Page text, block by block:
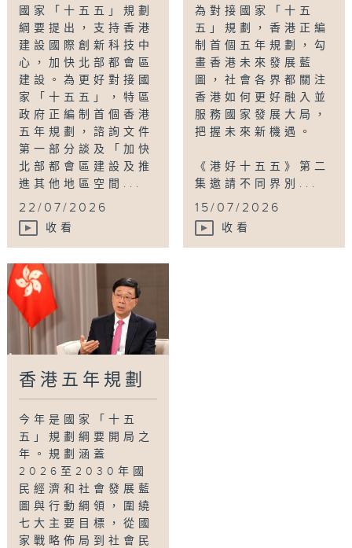
國家「十五五」規劃
綱要提出，支持香港
建設國際創新科技中
心，加快北部都會區
建設。為更好對接國
家「十五五」，特區
政府正編制首個香港
五年規劃，諮詢文件
第一部分談及「加快
北部都會區建設及推
進其他地區空間...
22/07/2026
收看
為對接國家「十五
五」規劃，香港正編
制首個五年規劃，勾
畫香港未來發展藍
圖，社會各界都關注
香港如何更好融入並
服務國家發展大局，
把握未來新機遇。
《港好十五五》第二
集邀請不同界別...
15/07/2026
收看
香港五年規劃
今年是國家「十五
五」規劃綱要開局之
年。規劃涵蓋
2026至2030年國
民經濟和社會發展藍
圖與行動綱領，圍繞
七大主要目標，從國
家戰略佈局到社會民